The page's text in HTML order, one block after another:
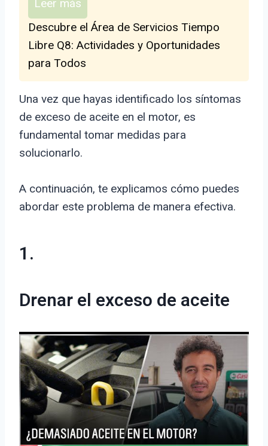
Leer más
Descubre el Área de Servicios Tiempo
Libre Q8: Actividades y Oportunidades
para Todos
Una vez que hayas identificado los síntomas
de exceso de aceite en el motor, es
fundamental tomar medidas para
solucionarlo.
A continuación, te explicamos cómo puedes
abordar este problema de manera efectiva.
1.
Drenar el exceso de aceite